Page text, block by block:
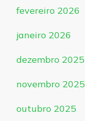
fevereiro 2026
janeiro 2026
dezembro 2025
novembro 2025
outubro 2025